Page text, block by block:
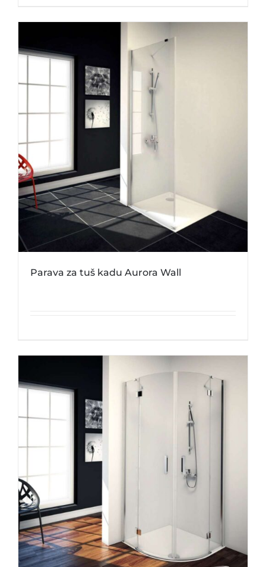
Parava za tuš kadu Aurora Wall